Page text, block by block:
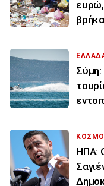
Σύμη:
ΗΠΑ: